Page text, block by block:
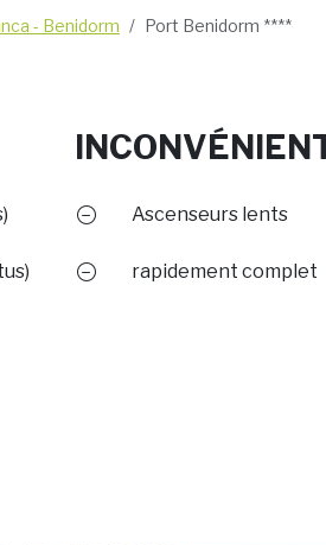
- Benidorm Port Benidorm ****
Ascenseurs lents
rapidement complet